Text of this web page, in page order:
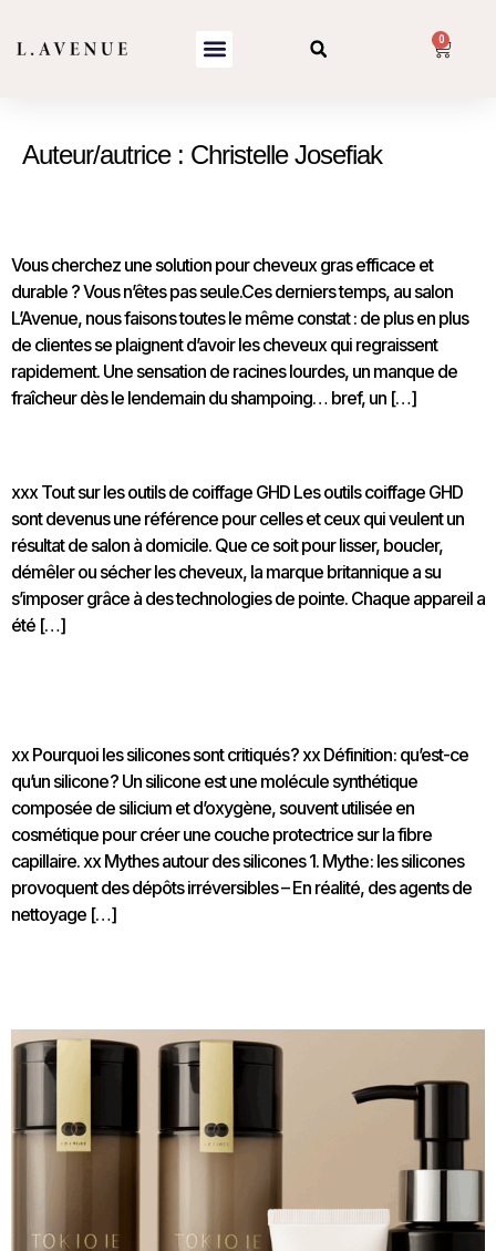
0
Auteur/autrice : Christelle Josefiak
Vous cherchez une solution pour cheveux gras efficace et
durable ? Vous n’êtes pas seule.Ces derniers temps, au salon
L’Avenue, nous faisons toutes le même constat : de plus en plus
de clientes se plaignent d’avoir les cheveux qui regraissent
rapidement. Une sensation de racines lourdes, un manque de
fraîcheur dès le lendemain du shampoing… bref, un […]
xxx Tout sur les outils de coiffage GHD Les outils coiffage GHD
sont devenus une référence pour celles et ceux qui veulent un
résultat de salon à domicile. Que ce soit pour lisser, boucler,
démêler ou sécher les cheveux, la marque britannique a su
s’imposer grâce à des technologies de pointe. Chaque appareil a
été […]
xx Pourquoi les silicones sont critiqués ? xx Définition : qu’est-ce
qu’un silicone ? Un silicone est une molécule synthétique
composée de silicium et d’oxygène, souvent utilisée en
cosmétique pour créer une couche protectrice sur la fibre
capillaire. xx Mythes autour des silicones 1. Mythe : les silicones
provoquent des dépôts irréversibles – En réalité, des agents de
nettoyage […]